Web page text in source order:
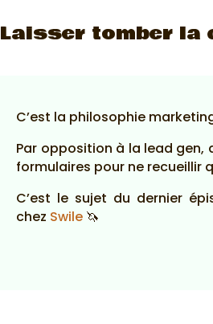
Laisser tomber la
C’est la philosophie
Par opposition à la lead gen,
formulaires pour ne recueillir
C’est le sujet du dernier
chez Swile 🦄